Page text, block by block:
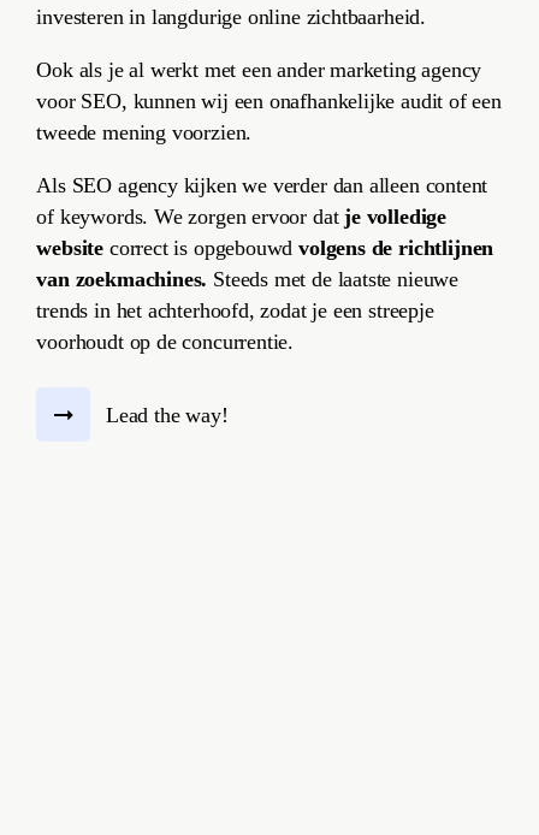
investeren in langdurige online zichtbaarheid.
Ook als je al werkt met een ander marketing agency
voor SEO, kunnen wij een onafhankelijke audit of een
tweede mening voorzien.
Als SEO agency kijken we verder dan alleen content
of keywords. We zorgen ervoor datje volledige
website correct is opgebouwdvolgens de richtlijnen
van zoekmachines. Steeds met de laatste nieuwe
trends in het achterhoofd, zodat je een streepje
voorhoudt op de concurrentie.
Lead the way!